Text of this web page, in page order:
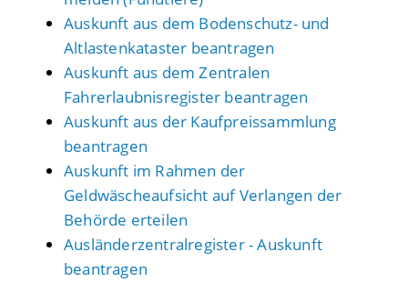
Auskunft aus dem Bodenschutz- und
Altlastenkataster beantragen
Auskunft aus dem Zentralen
Fahrerlaubnisregister beantragen
Auskunft aus der Kaufpreissammlung
beantragen
Auskunft im Rahmen der
Geldwäscheaufsicht auf Verlangen der
Behörde erteilen
Ausländerzentralregister - Auskunft
beantragen